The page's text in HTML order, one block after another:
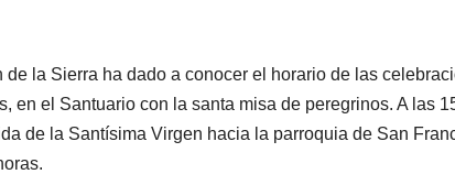
de la Sierra ha dado a conocer el horario de las
en el Santuario con la santa misa de peregrinos. A las
de la Santísima Virgen hacia la parroquia de San